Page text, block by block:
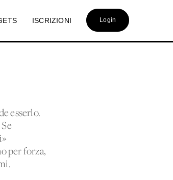
ISCRIZIONI Login
esserlo.
per forza,